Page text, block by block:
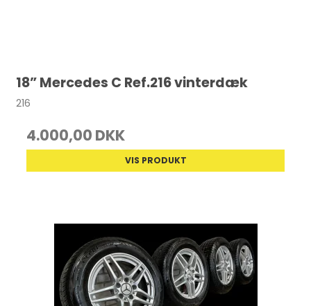
18” Mercedes C Ref.216 vinterdæk
216
4.000,00 DKK
VIS PRODUKT